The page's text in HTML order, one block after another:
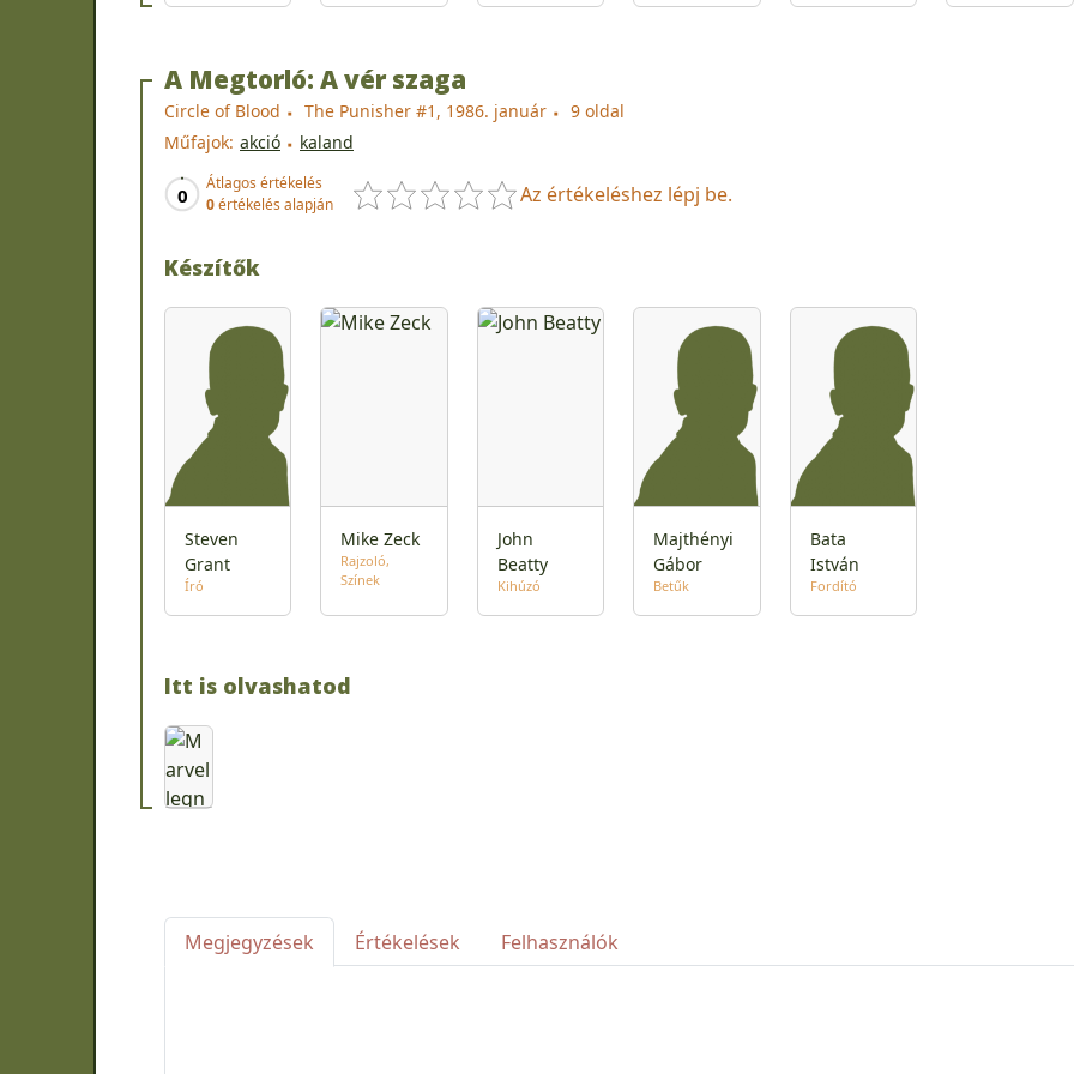
A Megtorló: A vér szaga
Circle of Blood The Punisher #1, 1986. január
9 oldal
Műfajok: akció kaland
0
Átlagos értékelés
0értékelés alapján Az értékeléshez lépj be.
Készítők
Steven
Grant
Író
Mike Zeck
Rajzoló
Színek
John
Beatty
Kihúzó
Majthényi
Gábor
Betűk
Bata
István
Fordító
Itt is olvashatod
Megjegyzések Értékelések Felhasználók